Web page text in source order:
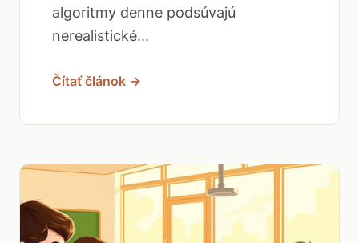
algoritmy denne podsúvajú
nerealistické...
Čítať článok →